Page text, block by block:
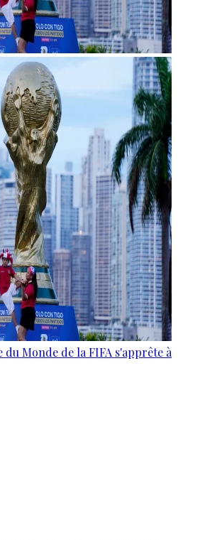
Monde de la FIFA s'apprête à